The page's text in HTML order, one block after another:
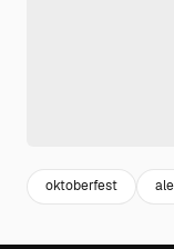
oktoberfest